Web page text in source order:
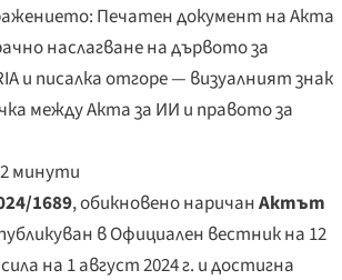
Печатен документ на Акта
наслагване на дървото за
и писалка отгоре — визуалният знак
между Акта за ИИ и правото за
минути
1689, обикновено наричанАктът
вОфициален вестникна 12
на 1 август 2024 г. и достигна